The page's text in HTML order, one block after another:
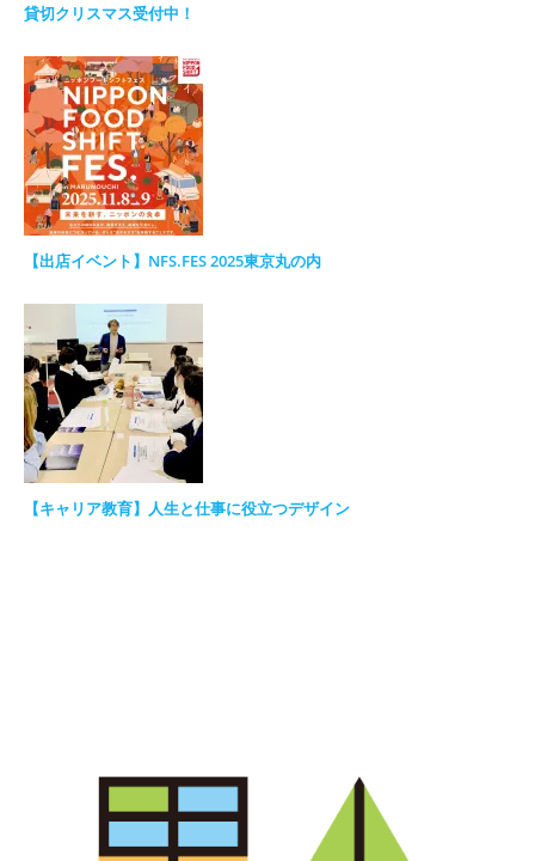
貸切クリスマス受付中！
【出店イベント】NFS.FES 2025東京丸の内
【キャリア教育】人生と仕事に役立つデザイン